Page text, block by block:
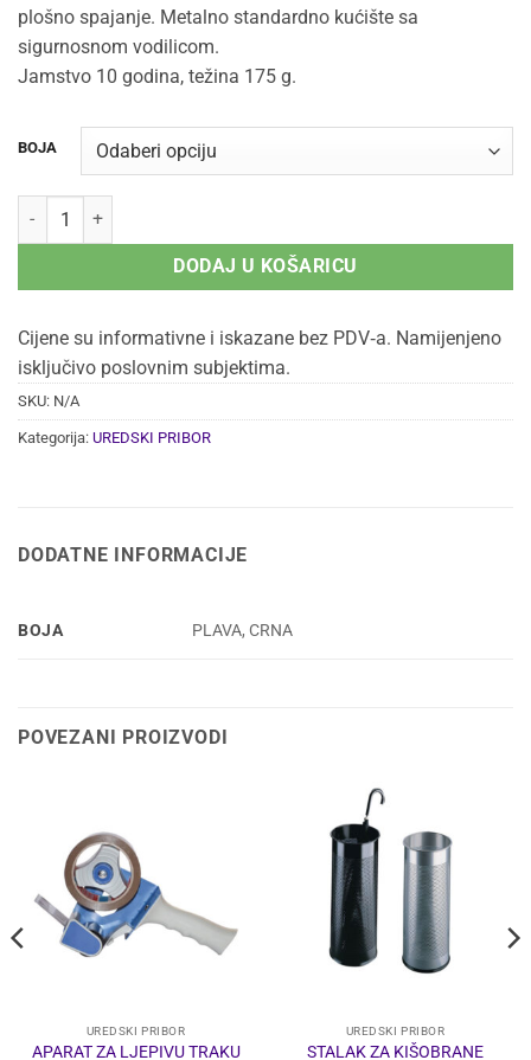
plošno spajanje. Metalno standardno kućište sa
sigurnosnom vodilicom.
Jamstvo 10 godina, težina 175 g.
BOJA
KLAMERICA NOVUS B2 količina
DODAJ U KOŠARICU
Cijene su informativne i iskazane bez PDV‑a. Namijenjeno
isključivo poslovnim subjektima.
SKU: N/A
Kategorija: UREDSKI PRIBOR
DODATNE INFORMACIJE
BOJA PLAVA, CRNA
POVEZANI PROIZVODI
UREDSKI PRIBOR
APARAT ZA LJEPIVU TRAKU
UREDSKI PRIBOR
STALAK ZA KIŠOBRANE